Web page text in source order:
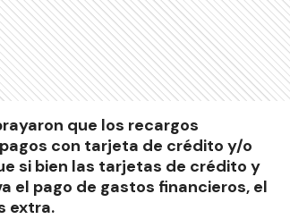
que los recargos
con tarjeta de crédito y/o
si bien las tarjetas de crédito y
el pago de gastos financieros, el
extra.